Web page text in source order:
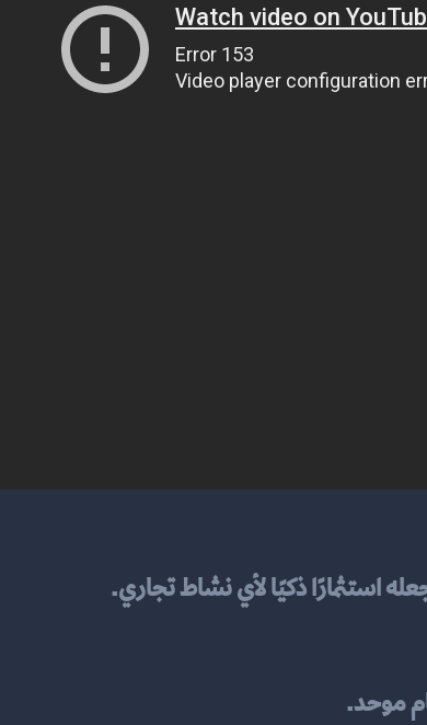
استثمارًا ذكيًا لأي نشاط تجاري.
موحد.